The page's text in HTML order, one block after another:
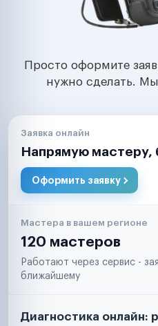
Просто оформите
нужно сделать.
Заявка онлайн
Напрямую мастеру,
Оформить заявку
Мастера в вашем регионе
120 мастеров
Работают через сервис -
ближайшему
Диагностика онлайн: